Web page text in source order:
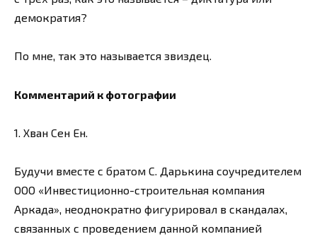
демократия?
По мне, так это называется звиздец.
Комментарий к фотографии
1. Хван Сен Ен.
Будучи вместе с братом С. Дарькина соучредителем
ООО «Инвестиционно-строительная компания
Аркада», неоднократно фигурировал в скандалах,
связанных с проведением данной компанией